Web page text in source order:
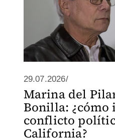
29.07.2026/
Marina del
Bonilla: ¿cómo
conflicto
California?